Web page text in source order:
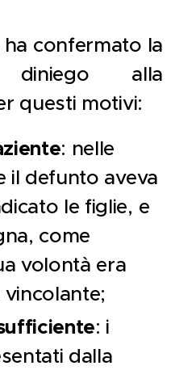
ha confermato la
alla
questi motivi:
: nelle
il defunto aveva
le figlie, e
come
volontà era
: i
dalla